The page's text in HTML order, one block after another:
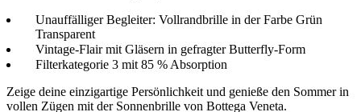
Unauffälliger Begleiter: Vollrandbrille in der Farbe Grün
Transparent
Vintage-Flair mit Gläsern in gefragter Butterfly-Form
Filterkategorie 3 mit 85 % Absorption
Zeige deine einzigartige Persönlichkeit und genieße den Sommer in
vollen Zügen mit der Sonnenbrille von Bottega Veneta.